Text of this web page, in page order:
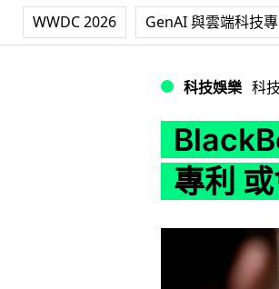
WWDC 2026 GenAI 與雲端科技
科技娛樂 科
專利